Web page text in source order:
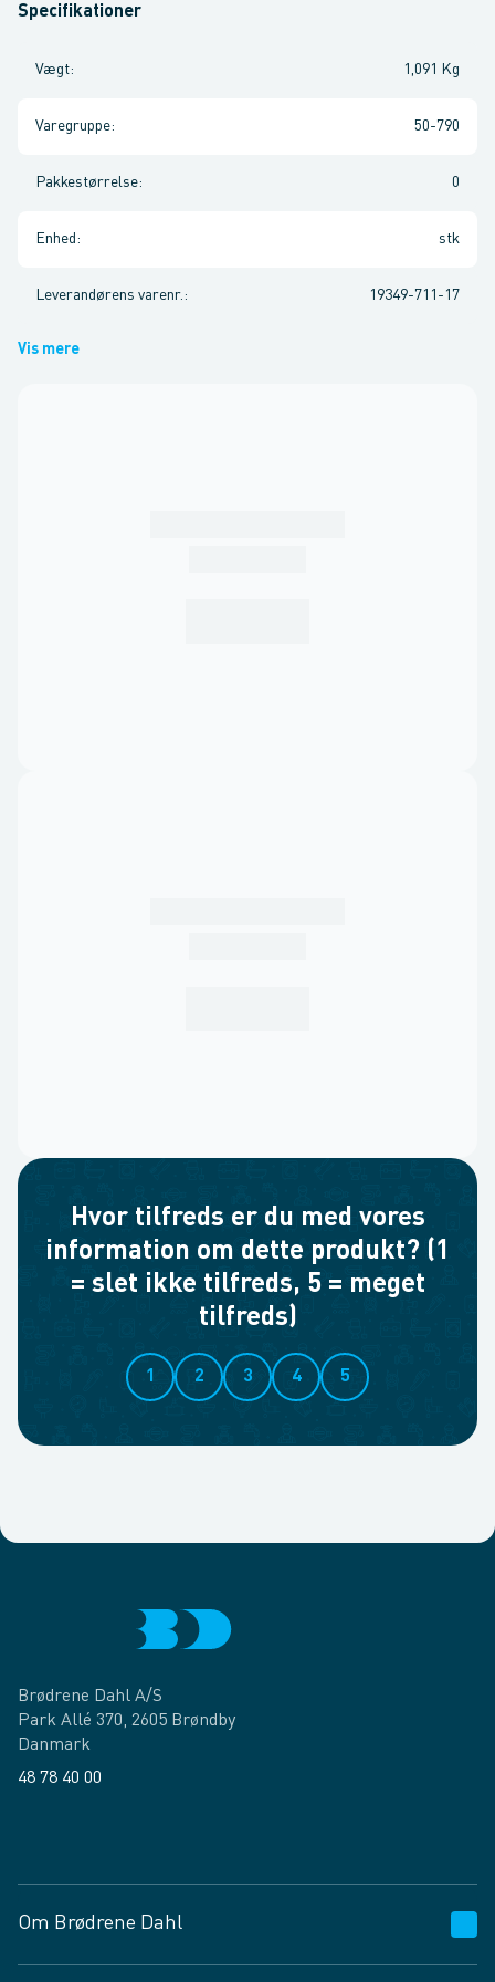
Specifikationer
Vægt: 1,091 Kg
Varegruppe: 50-790
Pakkestørrelse: 0
Enhed : stk
Leverandørens varenr. : 19349-711-17
Vis mere
Hvor tilfreds er du med vores
information om dette produkt? (1
= slet ikke tilfreds, 5 = meget
tilfreds)
1 2 3 4 5
Brødrene Dahl A/S
Park Allé 370, 2605 Brøndby
Danmark
48 78 40 00
Om Brødrene Dahl